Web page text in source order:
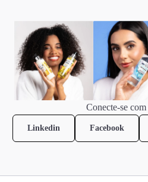
Conecte-se
Linkedin Facebook